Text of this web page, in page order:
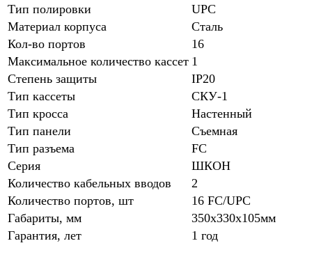
Тип полировки
UPC
Материал корпуса
Сталь
Кол-во портов
16
Максимальное количество кассет 1
Степень защиты
IP20
Тип кассеты
СКУ-1
Тип кросса
Настенный
Тип панели
Съемная
Тип разъема
FC
Серия
ШКОН
Количество кабельных вводов
2
Количество портов, шт
16 FC/UPC
Габариты, мм
350х330х105мм
Гарантия, лет
1 год